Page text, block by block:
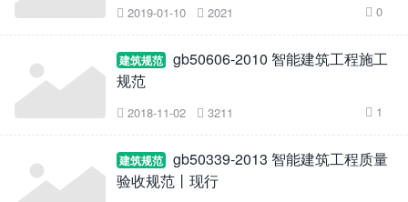
 2019-01-10  2021  0
建筑规范
gb50606-2010 智能建筑工程施工
规范
 2018-11-02  3211  1
建筑规范
gb50339-2013 智能建筑工程质量
验收规范丨现行